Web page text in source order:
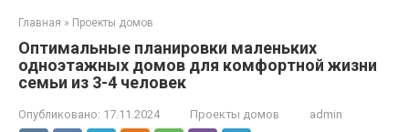
Главная » Проекты домов
Оптимальные планировки маленьких
одноэтажных домов для комфортной жизни
семьи из 3-4 человек
Опубликовано: 17.11.2024 Проекты домов admin